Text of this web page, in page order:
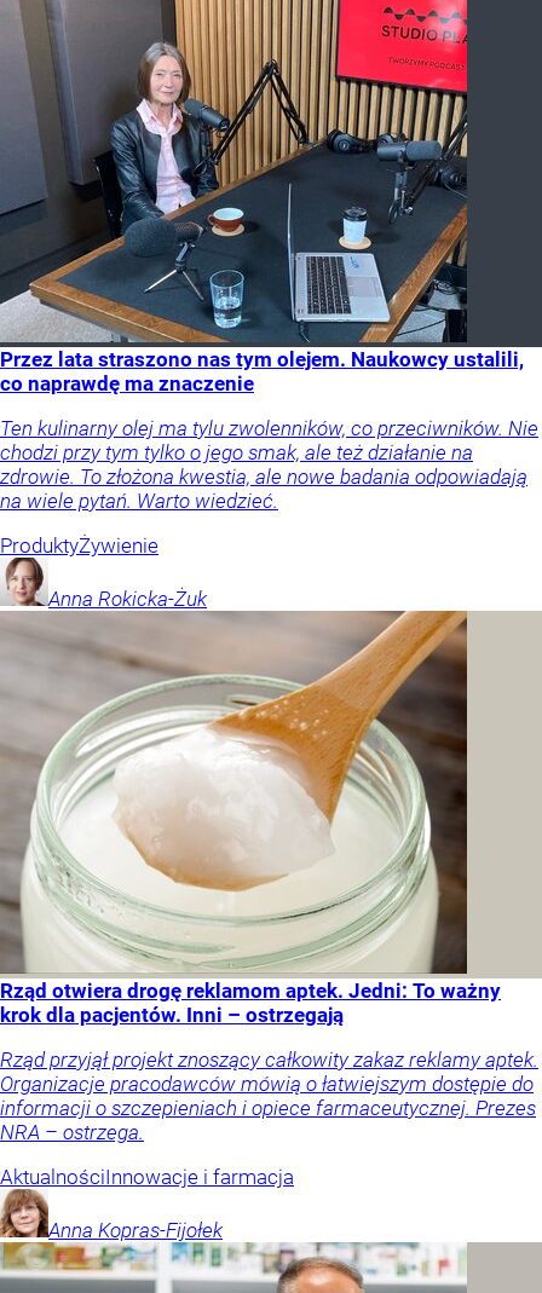
Przez lata straszono nas tym olejem. Naukowcy ustalili,
co naprawdę ma znaczenie
Ten kulinarny olej ma tylu zwolenników, co przeciwników. Nie
chodzi przy tym tylko o jego smak, ale też działanie na
zdrowie. To złożona kwestia, ale nowe badania odpowiadają
na wiele pytań. Warto wiedzieć.
ProduktyŻywienie
Anna Rokicka-Żuk
Rząd otwiera drogę reklamom aptek. Jedni: To ważny
krok dla pacjentów. Inni – ostrzegają
Rząd przyjął projekt znoszący całkowity zakaz reklamy aptek.
Organizacje pracodawców mówią o łatwiejszym dostępie do
informacji o szczepieniach i opiece farmaceutycznej. Prezes
NRA – ostrzega.
AktualnościInnowacje i farmacja
Anna Kopras-Fijołek